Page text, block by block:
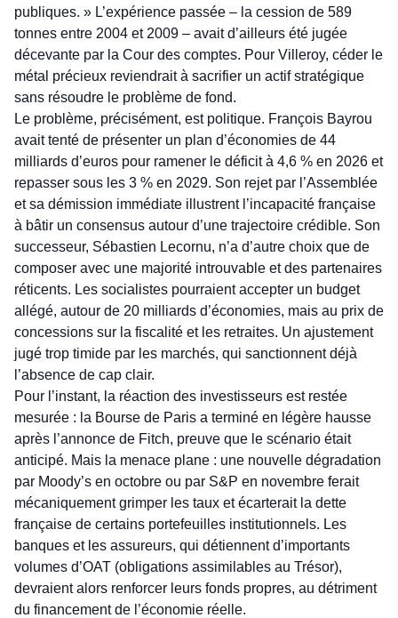
publiques. » L’expérience passée – la cession de 589
tonnes entre 2004 et 2009 – avait d’ailleurs été jugée
décevante par la Cour des comptes. Pour Villeroy, céder le
métal précieux reviendrait à sacrifier un actif stratégique
sans résoudre le problème de fond.
Le problème, précisément, est politique. François Bayrou
avait tenté de présenter un plan d’économies de 44
milliards d’euros pour ramener le déficit à 4,6 % en 2026 et
repasser sous les 3 % en 2029. Son rejet par l’Assemblée
et sa démission immédiate illustrent l’incapacité française
à bâtir un consensus autour d’une trajectoire crédible. Son
successeur, Sébastien Lecornu, n’a d’autre choix que de
composer avec une majorité introuvable et des partenaires
réticents. Les socialistes pourraient accepter un budget
allégé, autour de 20 milliards d’économies, mais au prix de
concessions sur la fiscalité et les retraites. Un ajustement
jugé trop timide par les marchés, qui sanctionnent déjà
l’absence de cap clair.
Pour l’instant, la réaction des investisseurs est restée
mesurée : la Bourse de Paris a terminé en légère hausse
après l’annonce de Fitch, preuve que le scénario était
anticipé. Mais la menace plane : une nouvelle dégradation
par Moody’s en octobre ou par S&P en novembre ferait
mécaniquement grimper les taux et écarterait la dette
française de certains portefeuilles institutionnels. Les
banques et les assureurs, qui détiennent d’importants
volumes d’OAT (obligations assimilables au Trésor),
devraient alors renforcer leurs fonds propres, au détriment
du financement de l’économie réelle.